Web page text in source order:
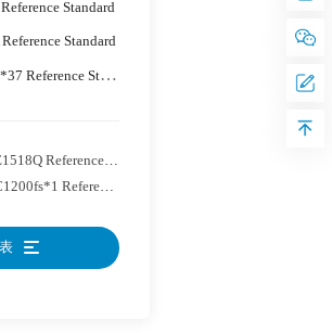
Standard
Standard
Standard
Reference Standard
Reference Standard